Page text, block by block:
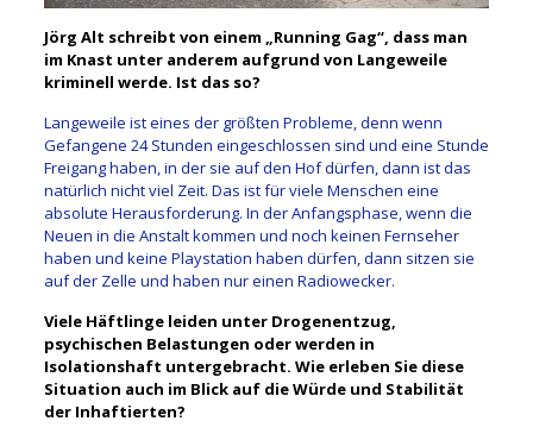
Jörg Alt schreibt von einem „Running Gag“, dass man
im Knast unter anderem aufgrund von Langeweile
kriminell werde. Ist das so?
Langeweile ist eines der größten Probleme, denn wenn
Gefangene 24 Stunden eingeschlossen sind und eine Stunde
Freigang haben, in der sie auf den Hof dürfen, dann ist das
natürlich nicht viel Zeit. Das ist für viele Menschen eine
absolute Herausforderung. In der Anfangsphase, wenn die
Neuen in die Anstalt kommen und noch keinen Fernseher
haben und keine Playstation haben dürfen, dann sitzen sie
auf der Zelle und haben nur einen Radiowecker.
Viele Häftlinge leiden unter Drogenentzug,
psychischen Belastungen oder werden in
Isolationshaft untergebracht. Wie erleben Sie diese
Situation auch im Blick auf die Würde und Stabilität
der Inhaftierten?